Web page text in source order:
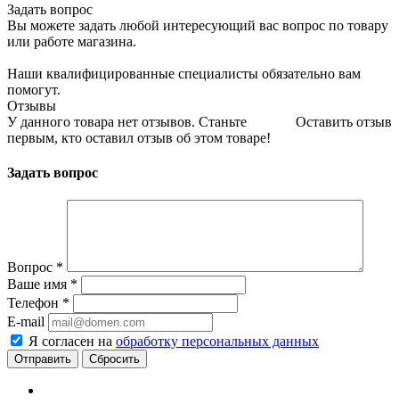
Задать вопрос
Вы можете задать любой интересующий вас вопрос по товару
или работе магазина.
Наши квалифицированные специалисты обязательно вам
помогут.
Отзывы
Оставить отзыв
У данного товара нет отзывов. Станьте
первым, кто оставил отзыв об этом товаре!
Задать вопрос
Вопрос *
Ваше имя *
Телефон *
E-mail
Я согласен на обработку персональных данных
Сбросить